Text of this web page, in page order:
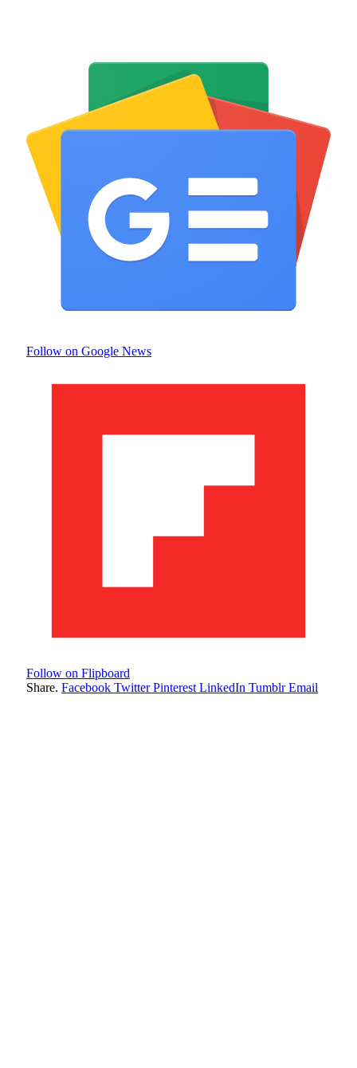
Follow on Google News
Follow on Flipboard
Share. Facebook Twitter Pinterest LinkedIn Tumblr Email